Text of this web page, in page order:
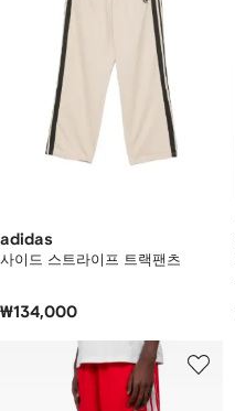
adidas
사이드 스트라이프 트랙팬츠
₩134,000